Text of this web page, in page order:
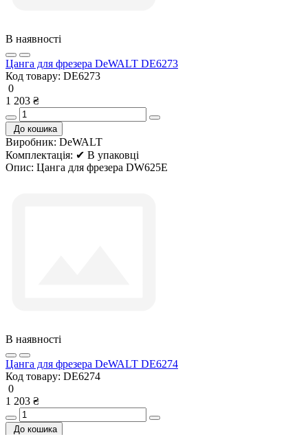
В наявності
Цанга для фрезера DeWALT DE6273
Код товару: DE6273
0
1 203 ₴
До кошика
Виробник: DeWALT
Комплектація: ✔ В упаковці
Опис: Цанга для фрезера DW625E
В наявності
Цанга для фрезера DeWALT DE6274
Код товару: DE6274
0
1 203 ₴
До кошика